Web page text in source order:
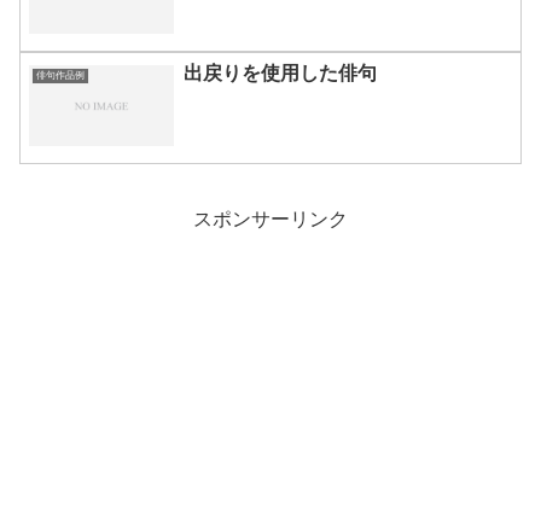
俳句作品例 出戻りを使用した俳句
スポンサーリンク